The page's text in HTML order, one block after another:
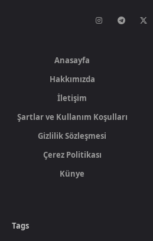
Anasayfa
Hakkımızda
İletişim
Şartlar ve Kullanım Koşulları
Gizlilik Sözleşmesi
Çerez Politikası
Künye
Tags